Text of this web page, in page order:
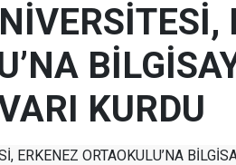
KURDU